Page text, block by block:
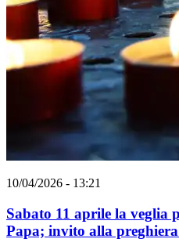
10/04/2026 - 13:21
Sabato 11 aprile la veglia
Papa; invito alla